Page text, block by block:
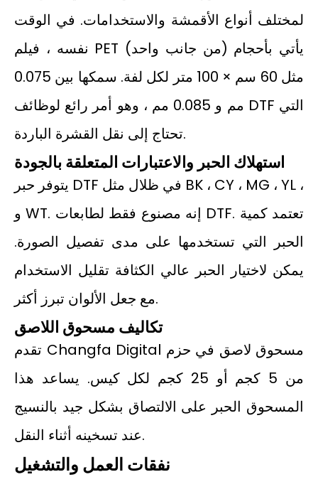
لمختلف أنواع الأقمشة والاستخدامات. في الوقت
نفسه ، فيلم PET (من جانب واحد) يأتي بأحجام
مثل 60 سم × 100 متر لكل لفة. سمكها بين 0.075
مم و 0.085 مم ، وهو أمر رائع لوظائف DTF التي
تحتاج إلى نقل القشرة الباردة.
استهلاك الحبر والاعتبارات المتعلقة بالجودة
يتوفر حبر DTF في ظلال مثل BK ، CY ، MG ، YL ،
و WT. إنه مصنوع فقط لطابعات DTF. تعتمد كمية
الحبر التي تستخدمها على مدى تفصيل الصورة.
يمكن لاختيار الحبر عالي الكثافة تقليل الاستخدام
مع جعل الألوان تبرز أكثر.
تكاليف مسحوق اللاصق
تقدم Changfa Digital مسحوق لاصق في حزم
من 5 كجم أو 25 كجم لكل كيس. يساعد هذا
المسحوق الحبر على الالتصاق بشكل جيد بالنسيج
عند تسخينه أثناء النقل.
نفقات العمل والتشغيل